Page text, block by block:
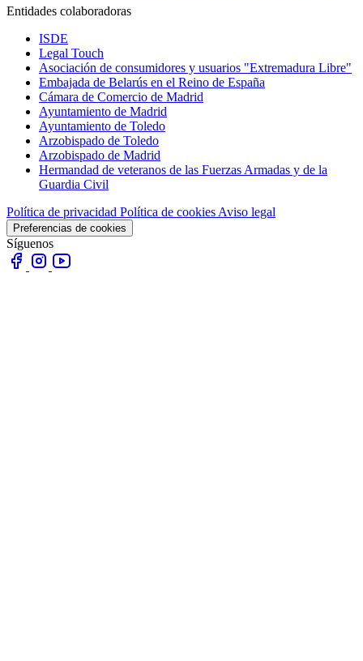
Entidades colaboradoras
ISDE
Legal Touch
Asociación de consumidores y usuarios "Extremadura Libre"
Embajada de Belarús en el Reino de España
Cámara de Comercio de Madrid
Ayuntamiento de Madrid
Ayuntamiento de Toledo
Arzobispado de Toledo
Arzobispado de Madrid
Hermandad de veteranos de las Fuerzas Armadas y de la
Guardia Civil
Política de privacidad Política de cookies Aviso legal
Preferencias de cookies
Síguenos